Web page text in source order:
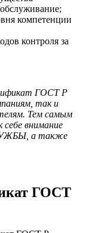
компетенции
контроля за
ГОСТ Р
так и
Тем самым
себе внимание
а также
ГОСТ